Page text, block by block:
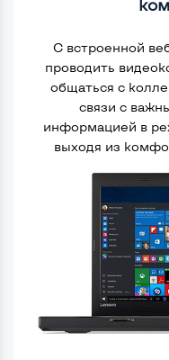
С встроенной
проводить
общаться с
связи с
информацией в
выходя из